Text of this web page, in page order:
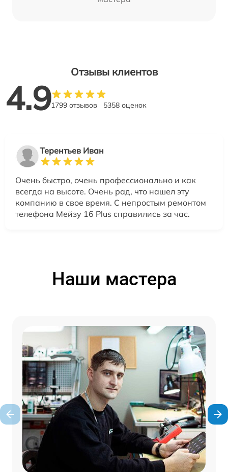
Отзывы клиентов
4.91799 отзывов 5358 оценок
Терентьев Иван
Очень быстро, очень профессионально и как
всегда на высоте. Очень рад, что нашел эту
компанию в свое время. С непростым ремонтом
телефона Мейзу 16 Plus справились за час.
Наши мастера